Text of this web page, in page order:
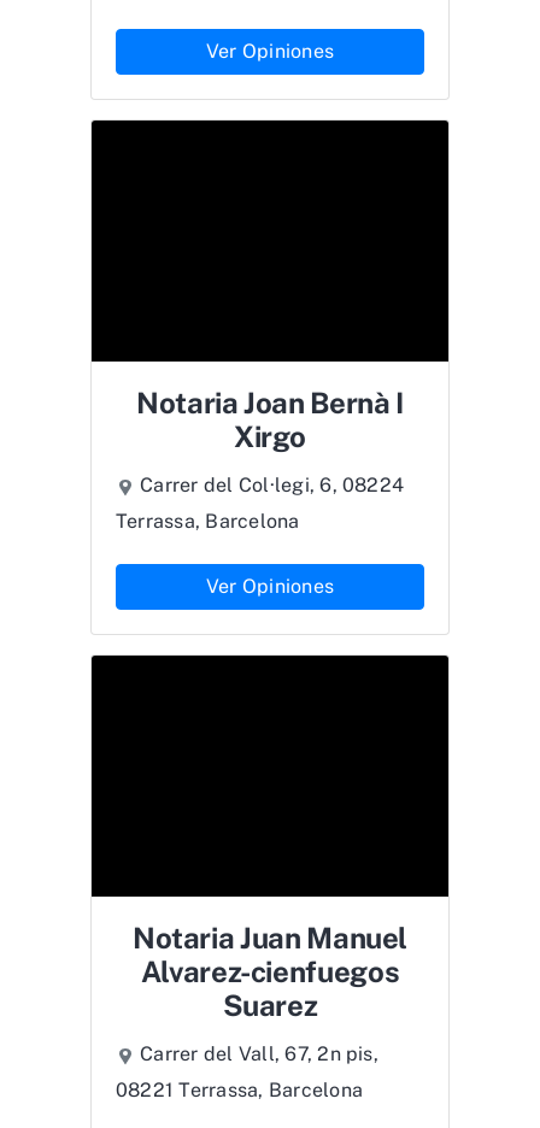
Ver Opiniones
Notaria Joan Bernà I
Xirgo
Carrer del Col·legi, 6, 08224
Terrassa, Barcelona
Ver Opiniones
Notaria Juan Manuel
Alvarez-cienfuegos
Suarez
Carrer del Vall, 67, 2n pis,
08221 Terrassa, Barcelona